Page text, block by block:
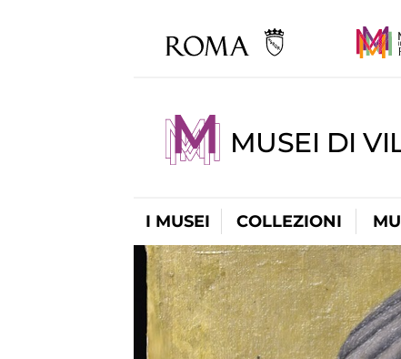
MUSEI DI
I MUSEI COLLEZIONI